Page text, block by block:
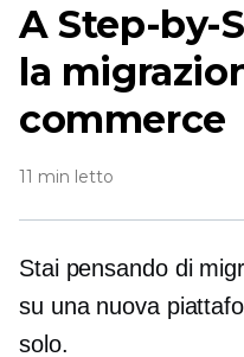
AStep-by-
la
commerce
11 min letto
Stai pensando di
su una nuova
solo.